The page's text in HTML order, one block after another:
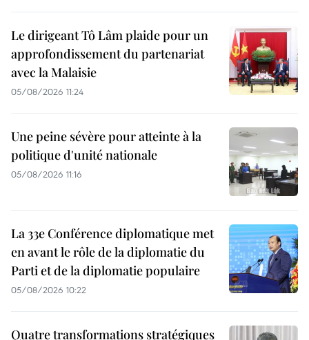
Le dirigeant Tô Lâm plaide pour un
approfondissement du partenariat
avec la Malaisie
05/08/2026 11:24
Une peine sévère pour atteinte à la
politique d'unité nationale
05/08/2026 11:16
La 33e Conférence diplomatique met
en avant le rôle de la diplomatie du
Parti et de la diplomatie populaire
05/08/2026 10:22
Quatre transformations stratégiques